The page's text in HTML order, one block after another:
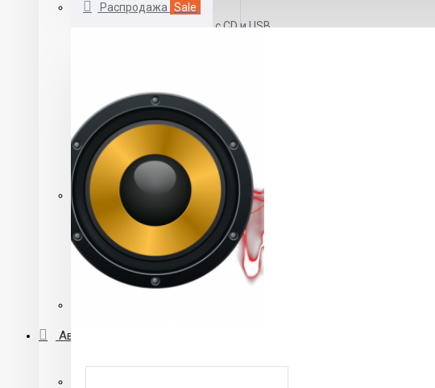
Распродажа Sale
Автомагнитолы с CD и USB
DVD автомагнитолы
Автомагнитолы с выдвижным экраном
Автомагнитолы 2 DIN
Автомагнитолы 2 din CD\MP3
Автомагнитолы 2 din с DVD приводом
Автосигнализации